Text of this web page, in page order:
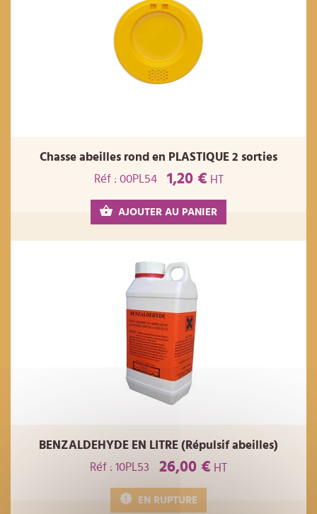
Chasse abeilles rond en PLASTIQUE 2 sorties
Réf : 00PL54
1,20 € HT
AJOUTER AU PANIER
BENZALDEHYDE EN LITRE (Répulsif abeilles)
Réf : 10PL53
26,00 € HT
EN RUPTURE